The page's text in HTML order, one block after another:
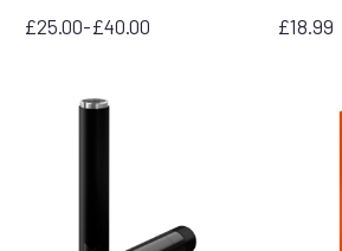
£25.00-£40.00
Prijsklasse:
£18.99